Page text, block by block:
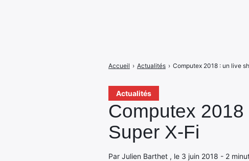
Actualités
Computex
Super X-Fi
Par Julien Barthet , le 3 juin 2018 - 2
Accueil › Actualités › Computex 2018 : un live